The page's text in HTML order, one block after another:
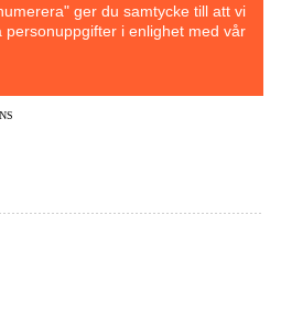
ger du samtycke till att vi
i enlighet med vår